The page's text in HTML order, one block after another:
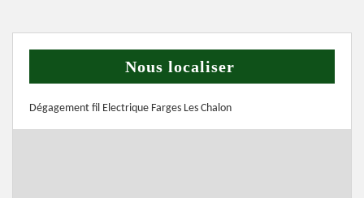
Nous localiser
Dégagement fil Electrique Farges Les Chalon